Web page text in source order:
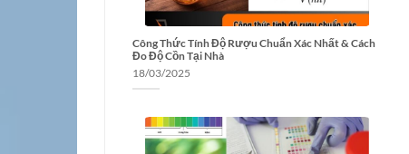
Công Thức Tính Độ Rượu Chuẩn Xác Nhất & Cách
Đo Độ Cồn Tại Nhà
18/03/2025